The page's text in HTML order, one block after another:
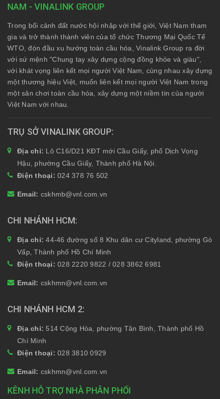
NAM - VINALINK GROUP
Trong bối cảnh đất nước hội nhập với thế giới, Việt Nam tham
gia và trở thành thành viên của tổ chức Thương Mại Quốc Tế
WTO, đón đầu xu hướng toàn cầu hóa, Vinalink Group ra đời
với sứ mệnh "Chung tay xây dựng cộng đồng khỏe và giàu",
với khát vọng liên kết mọi người Việt Nam, cùng nhau xây dựng
một thương hiệu Việt, muốn liên kết mọi người Việt Nam trong
một sân chơi toàn cầu hóa, xây dựng một niềm tin của người
Việt Nam với nhau.
TRỤ SỞ VINALINK GROUP
Địa chỉ: Lô C16/D21 KĐT mới Cầu Giấy, phố Dịch Vọng
Hậu, phường Cầu Giấy, Thành phố Hà Nội.
Điện thoại: 024 378 76 502
Email: cskhmb@vnl.com.vn
CHI NHÁNH HCM
Địa chỉ:44-46 đường số 8 Khu dân cư Cityland, phường Gò
Vấp, Thành phố Hồ Chí Minh
Điện thoại: 028 2220 9822 / 028 3862 6981
Email: cskhmn@vnl.com.vn
CHI NHÁNH HCM 2
Địa chỉ: 514 Cộng Hòa, phường Tân Bình, Thành phố Hồ
Chí Minh
Điện thoại: 028 3810 0929
Email: cskhmn@vnl.com.vn
KÊNH HỖ TRỢ NHÀ PHÂN PHỐI